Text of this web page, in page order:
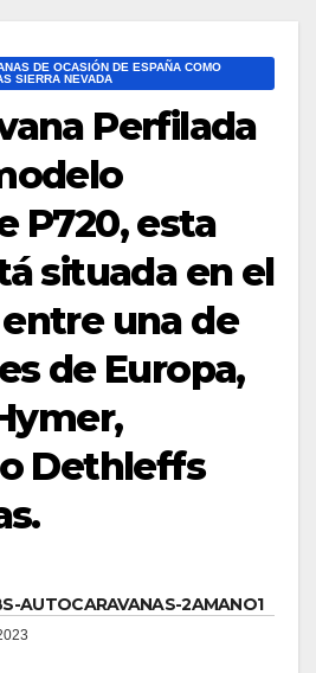
DE OCASIÓN DE ESPAÑA COMO
SIERRA NEVADA
Perfilada
P720, esta
situada en el
una de
de Europa,
Dethleffs
AUTOCARAVANAS-2AMANO1